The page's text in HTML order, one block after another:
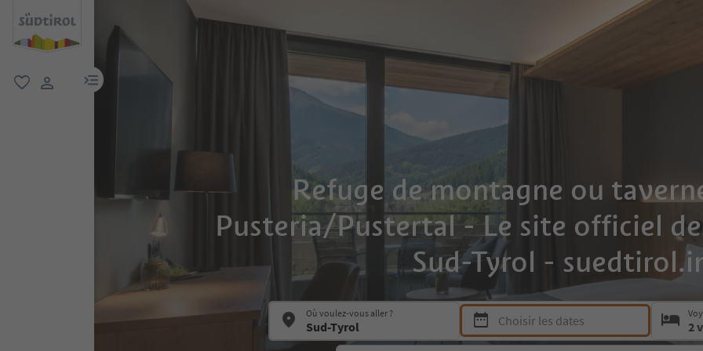
lien menu
Refuge de montagne ou
Pusteria/Pustertal - Le site officiel
Sud-Tyrol -
Où voulez-vous aller ? Choisir les dates
Press Space or Enter to open the date picker
2